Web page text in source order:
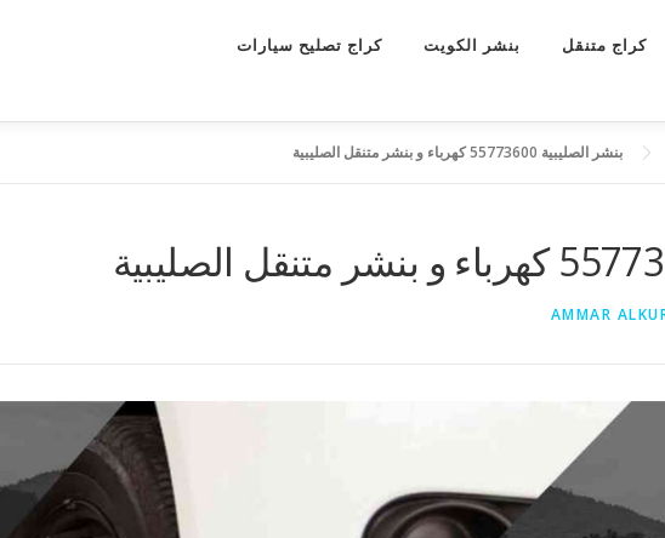
كراج تصليح سيارات بنشر الكويت كراج متنقل
بنشر الصليبية 55773600 كهرباء و بنشر متنقل الصليبية
AMMAR